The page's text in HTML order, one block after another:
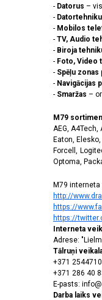
- Datorus –
- Datortehniku
- Mobilos
- TV, Audio
- Biroja
- Foto, Video
- Spēļu
- Navigācijas
- Smaržas –
M79
AEG,
Eaton,
Forcell,
Optoma,
M79
http://
https://
https://
Interneta
Adrese:
Tālruņi
+371
+371 286 40
E-pasts:
Darba laiks